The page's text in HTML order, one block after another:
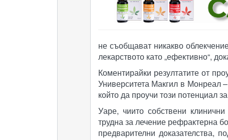
не съобщават никакво
лекарството като „ефективно“,
Коментирайки резултатите от
Университета Макгил в Монреал
който да проучи този потенциал
Уаре, чиито собствени
трудна за лечение рефрактерна
предварителни доказателства,